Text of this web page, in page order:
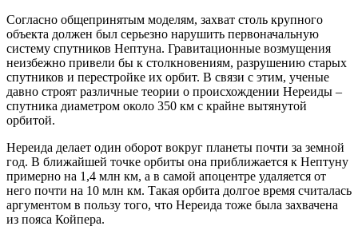
Согласно общепринятым моделям, захват столь крупного
объекта должен был серьезно нарушить первоначальную
систему спутников Нептуна. Гравитационные возмущения
неизбежно привели бы к столкновениям, разрушению старых
спутников и перестройке их орбит. В связи с этим, ученые
давно строят различные теории о происхождении Нереиды –
спутника диаметром около 350 км с крайне вытянутой
орбитой.
Нереида делает один оборот вокруг планеты почти за земной
год. В ближайшей точке орбиты она приближается к Нептуну
примерно на 1,4 млн км, а в самой апоцентре удаляется от
него почти на 10 млн км. Такая орбита долгое время считалась
аргументом в пользу того, что Нереида тоже была захвачена
из пояса Койпера.